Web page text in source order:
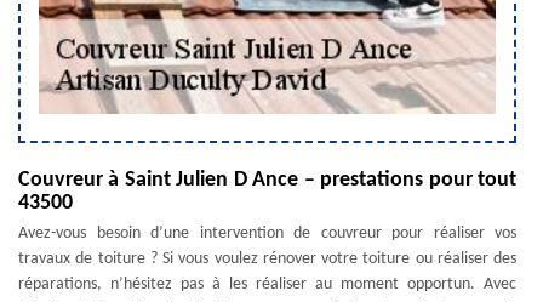
Couvreur à Saint Julien D Ance – prestations pour tout
43500
Avez-vous besoin d’une intervention de couvreur pour réaliser vos
travaux de toiture ? Si vous voulez rénover votre toiture ou réaliser des
réparations, n’hésitez pas à les réaliser au moment opportun. Avec